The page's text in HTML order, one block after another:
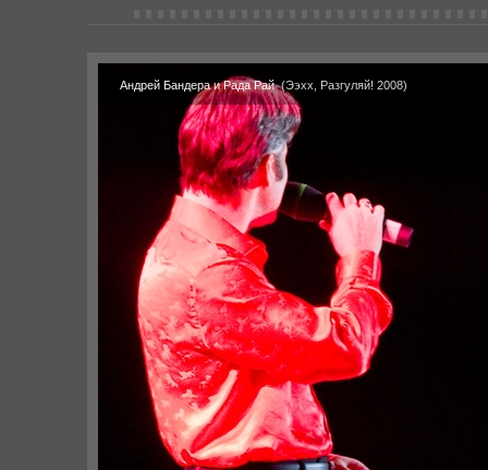
Андрей Бандера и Рада Рай(Ээхх, Разгуляй! 2008)